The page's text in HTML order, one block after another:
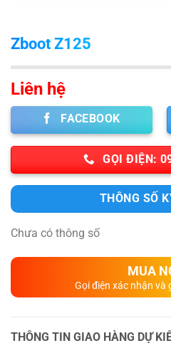
Zboot Z125
Liên hệ
FACEBOOK
GỌI ĐIỆN:
THÔNG SỐ
Chưa có thông số
MUA
Gọi điện xác nhận và
THÔNG TIN GIAO HÀNG DỰ